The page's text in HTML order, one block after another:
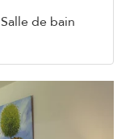
Salle de bain